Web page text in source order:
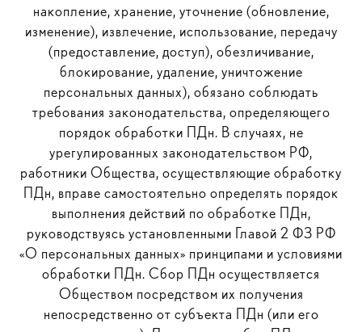
накопление, хранение, уточнение (обновление,
изменение), извлечение, использование, передачу
(предоставление, доступ), обезличивание,
блокирование, удаление, уничтожение
персональных данных), обязано соблюдать
требования законодательства, определяющего
порядок обработки ПДн. В случаях, не
урегулированных законодательством РФ,
работники Общества, осуществляющие обработку
ПДн, вправе самостоятельно определять порядок
выполнения действий по обработке ПДн,
руководствуясь установленными Главой 2 ФЗ РФ
«О персональных данных» принципами и условиями
обработки ПДн. Сбор ПДн осуществляется
Обществом посредством их получения
непосредственно от субъекта ПДн (или его